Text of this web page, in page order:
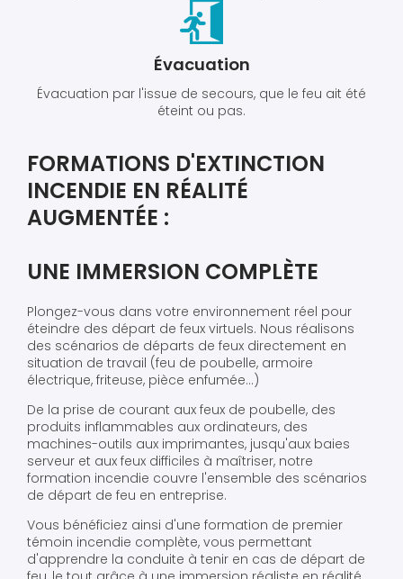
Évacuation
Évacuation par l'issue de secours, que le feu ait été
éteint ou pas.
FORMATIONS D'EXTINCTION
INCENDIE EN RÉALITÉ
AUGMENTÉE :
UNE IMMERSION COMPLÈTE
Plongez-vous dans votre environnement réel pour
éteindre des départ de feux virtuels. Nous réalisons
des scénarios de départs de feux directement en
situation de travail (feu de poubelle, armoire
électrique, friteuse, pièce enfumée...)
De la prise de courant aux feux de poubelle, des
produits inflammables aux ordinateurs, des
machines-outils aux imprimantes, jusqu'aux baies
serveur et aux feux difficiles à maîtriser, notre
formation incendie couvre l'ensemble des scénarios
de départ de feu en entreprise.
Vous bénéficiez ainsi d'une formation de premier
témoin incendie complète, vous permettant
d'apprendre la conduite à tenir en cas de départ de